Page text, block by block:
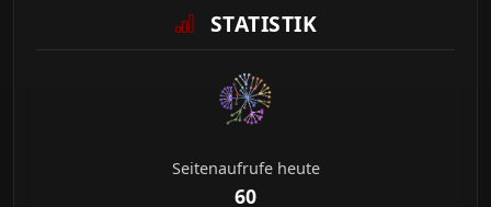
STATISTIK
Seitenaufrufe heute
60